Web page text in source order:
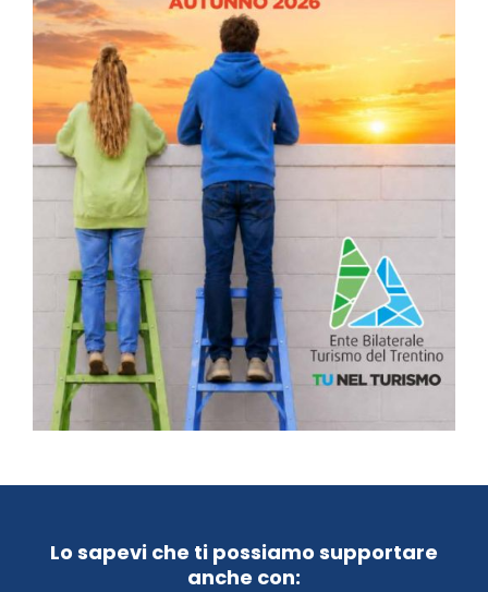
Lo sapevi che ti possiamo supportare
anche con: